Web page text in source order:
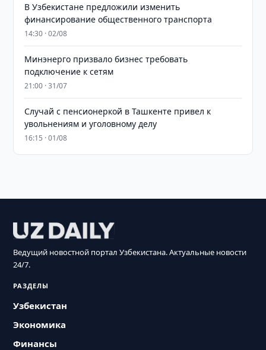
В Узбекистане предложили изменить
финансирование общественного транспорта
14:30 · 02/08
Минэнерго призвало бизнес требовать
подключение к сетям
21:00 · 31/07
Случай с пенсионеркой в Ташкенте привел к
увольнениям и уголовному делу
16:15 · 01/08
Ведущий новостной портал Узбекистана. Актуальные новости
24/7.
РАЗДЕЛЫ
Узбекистан
Экономика
Финансы